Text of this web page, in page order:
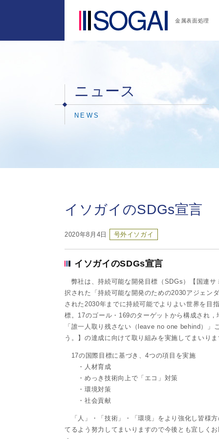
金属表面処理
ニュース
NEWS
イソガイのSDGs宣言
2020年8月4日 号外イソガイ
イソガイのSDGs宣言
弊社は、持続可能な開発目標（SDGs）【国連サ
択された「持続可能な開発のための2030アジェン
された2030年までに持続可能でよりよい世界を目
標。17のゴール・169のターゲットから構成され，
「誰一人取り残さない（leave no one behind）」
う。】の達成に向けて取り組みを実施してまいり
17の国際目標に基づき、4つの項目を実施
・人材育成
・めっき技術向上で「エコ」対策
・環境対策
・社会貢献
「人」・「技術」・「環境」をより強化し皆様
てるよう努力してまいりますので今後とも宜しく